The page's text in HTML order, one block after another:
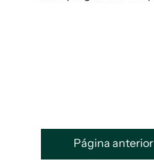
Página anterior